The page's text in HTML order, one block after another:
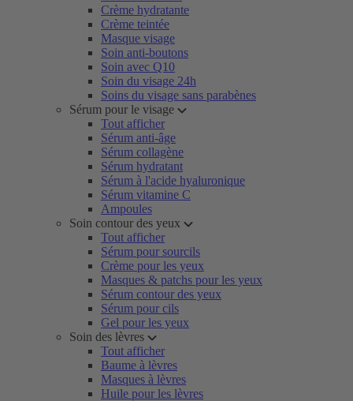
Crème hydratante
Crème teintée
Masque visage
Soin anti-boutons
Soin avec Q10
Soin du visage 24h
Soins du visage sans parabènes
Sérum pour le visage
Tout afficher
Sérum anti-âge
Sérum collagène
Sérum hydratant
Sérum à l'acide hyaluronique
Sérum vitamine C
Ampoules
Soin contour des yeux
Tout afficher
Sérum pour sourcils
Crème pour les yeux
Masques & patchs pour les yeux
Sérum contour des yeux
Sérum pour cils
Gel pour les yeux
Soin des lèvres
Tout afficher
Baume à lèvres
Masques à lèvres
Huile pour les lèvres